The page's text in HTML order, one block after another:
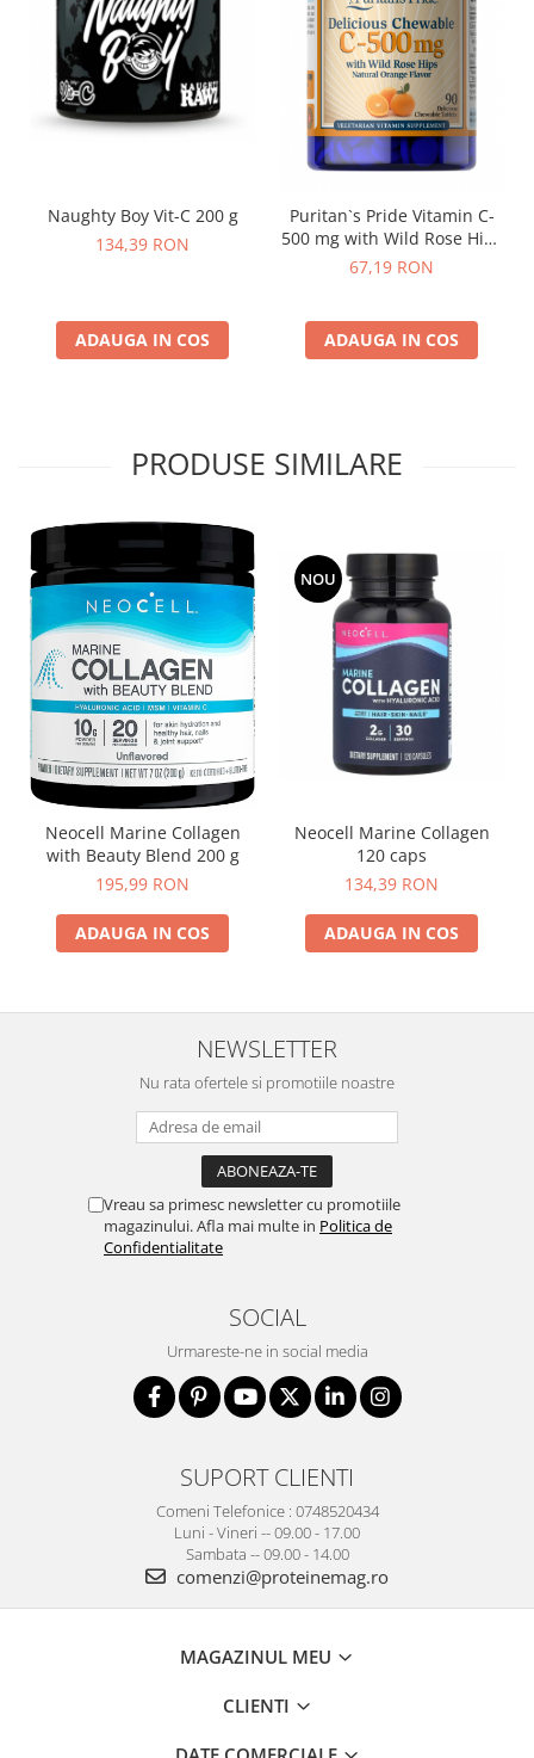
Naughty Boy Vit-C 200 g
134,39 RON
ADAUGA IN COS
Puritan`s Pride Vitamin C-
500 mg with Wild Rose Hips
90 Chewable
67,19 RON
ADAUGA IN COS
PRODUSE SIMILARE
Neocell Marine Collagen
with Beauty Blend 200 g
195,99 RON
ADAUGA IN COS
NOU
Neocell Marine Collagen
120 caps
134,39 RON
ADAUGA IN COS
NEWSLETTER
Nu rata ofertele si promotiile noastre
Vreau sa primesc newsletter cu promotiile
magazinului. Afla mai multe in Politica de
Confidentialitate
SOCIAL
Urmareste-ne in social media
SUPORT CLIENTI
Comeni Telefonice : 0748520434
Luni - Vineri -- 09.00 - 17.00
Sambata -- 09.00 - 14.00
comenzi@proteinemag.ro
MAGAZINUL MEU
CLIENTI